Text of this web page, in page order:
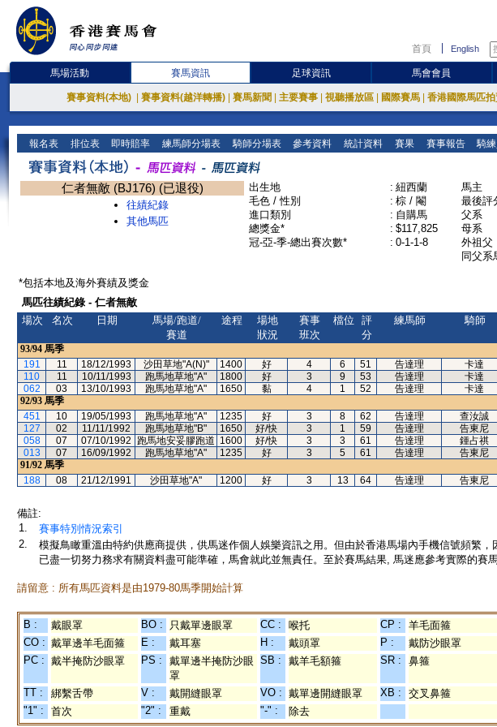
首頁 English
馬場活動 賽馬資訊 足球資訊 馬會會員
賽事資料(本地) 賽事資料(越洋轉播) 賽馬新聞 主要賽事 視聽播放區 國際賽馬 香港國際馬匹
報名表 排位表 即時賠率 練馬師分場表 騎師分場表 參考資料 統計資料 賽果 賽事報告 騎
仁者無敵 (BJ176) (已退役)
往績紀錄
其他馬匹
出生地 : 紐西蘭
毛色 / 性別
: 棕 / 閹
進口類別
: 自購馬
總獎金*
: $117,825
冠-亞-季-總出賽次數*
: 0-1-1-8
馬主
最後評
父系
母系
外祖父
同父系
*包括本地及海外賽績及獎金
馬匹往績紀錄 - 仁者無敵
場次
名次 日期
馬場/跑道/
賽道
途程
場地
狀況
賽事
班次
檔位
評
分
練馬師 騎師
93/94 馬季
191
11 18/12/1993 沙田草地"A(N)" 1400 好 4 6 51 告達理 卡達
110
11 10/11/1993 跑馬地草地"A" 1800 好 3 9 53 告達理 卡達
062
03 13/10/1993 跑馬地草地"A" 1650 黏 4 1 52 告達理 卡達
92/93 馬季
451
10 19/05/1993 跑馬地草地"A" 1235 好 3 8 62 告達理 查汝誠
127
02 11/11/1992 跑馬地草地"B" 1650 好/快 3 1 59 告達理 告東尼
058
07 07/10/1992 跑馬地安妥膠跑道 1600 好/快 3 3 61 告達理 鍾占祺
013
07 16/09/1992 跑馬地草地"A" 1235 好 3 5 61 告達理 告東尼
91/92 馬季
188
08 21/12/1991 沙田草地"A" 1200 好 3 13 64 告達理 告東尼
備註:
1.
賽事特別情況索引
2.
模擬鳥瞰重溫由特約供應商提供，供馬迷作個人娛樂資訊之用。但由於香港馬場內手機信號頻繁
已盡一切努力務求有關資料盡可能準確，馬會就此並無責任。至於賽馬結果, 馬迷應參考實際的賽馬
請留意 : 所有馬匹資料是由1979-80馬季開始計算
B : 戴眼罩 BO : 只戴單邊眼罩 CC : 喉托 CP :
羊毛面箍
CO : 戴單邊羊毛面箍 E : 戴耳塞 H : 戴頭罩 P :
戴防沙眼罩
PC : 戴半掩防沙眼罩 PS :
戴單邊半掩防沙眼
罩
SB : 戴羊毛額箍 SR : 鼻箍
TT : 綁繫舌帶 V : 戴開縫眼罩 VO : 戴單邊開縫眼罩 XB :
交叉鼻箍
"1" :
首次 "2" : 重戴 "-" : 除去